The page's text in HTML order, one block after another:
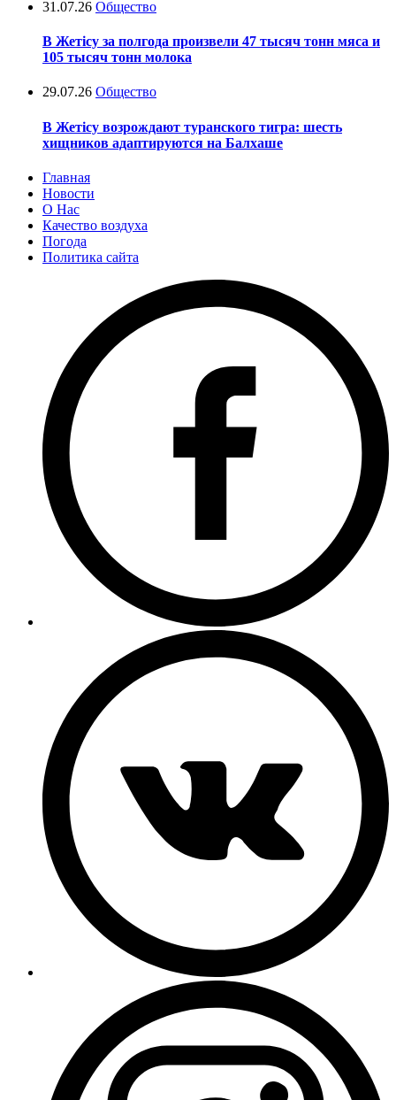
31.07.26 Общество
В Жетісу за полгода произвели 47 тысяч тонн мяса и
105 тысяч тонн молока
29.07.26 Общество
В Жетісу возрождают туранского тигра: шесть
хищников адаптируются на Балхаше
Главная
Новости
О Нас
Качество воздуха
Погода
Политика сайта